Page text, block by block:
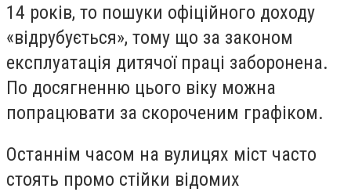
14 років, то пошуки офіційного доходу
«відрубується», тому що за законом
експлуатація дитячої праці заборонена.
По досягненню цього віку можна
попрацювати за скороченим графіком.
Останнім часом на вулицях міст часто
стоять промо стійки відомих